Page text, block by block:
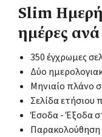
Slim
ημέρες
350 έγχρωμες
Δύο
Μηνιαίο πλάνο
Σελίδα
Έσοδα - Έξοδα
Παρακολούθηση